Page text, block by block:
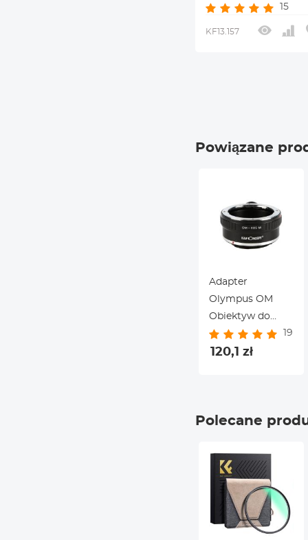
Camears / DJI Mavic
15
KF13.157
Powiązane
Adapter
Olympus OM
Obiektyw do
Canon EOS M
Aparat
19
120,1 zł
Polecane